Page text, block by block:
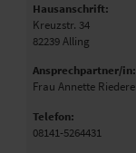
Hausanschrift:
Kreuzstr. 34
82239Alling
Ansprechpartner/in:
Frau Annette
Telefon:
08141-5264431